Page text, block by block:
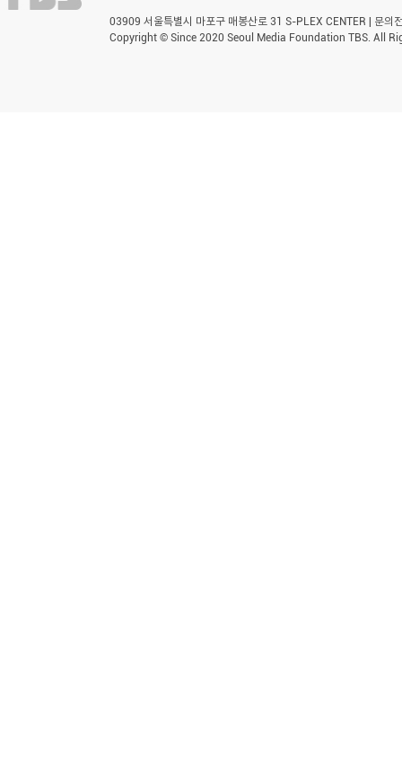
03909 서울특별시 마포구 매봉산로 31 S-PLEX CENTER | 문
Copyright © Since 2020 Seoul Media Foundation TBS. All